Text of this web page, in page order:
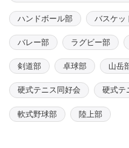
ハンドボール部 バスケッ
バレー部 ラグビー部
剣道部 卓球部 山岳
硬式テニス同好会 硬式テ
軟式野球部 陸上部